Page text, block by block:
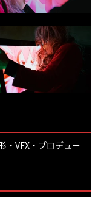
・VFX・プロデュー